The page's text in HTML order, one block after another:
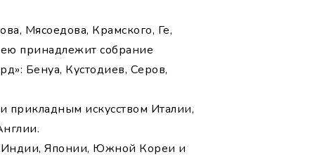
Мясоедова, Крамского, Ге,
принадлежит собрание
Бенуа, Кустодиев, Серов,
прикладным искусством Италии,
Индии, Японии, Южной Кореи и